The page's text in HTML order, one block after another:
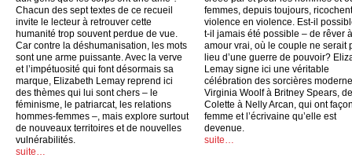
Chacun des sept textes de ce recueil
invite le lecteur à retrouver cette
humanité trop souvent perdue de vue.
Car contre la déshumanisation, les mots
sont une arme puissante. Avec la verve
et l’impétuosité qui font désormais sa
marque, Elizabeth Lemay reprend ici
des thèmes qui lui sont chers – le
féminisme, le patriarcat, les relations
hommes-femmes –, mais explore surtout
de nouveaux territoires et de nouvelles
vulnérabilités.
suite…
femmes, depuis toujours,
violence en violence. Est-il
t-il jamais été possible – de rêver
amour vrai, où le couple ne serait
lieu d’une guerre de pouvoir?
Lemay signe ici une véritable
célébration des sorcières
Virginia Woolf à Britney Spears, de
Colette à Nelly Arcan, qui ont
femme et l’écrivaine qu’elle est
devenue.
suite…